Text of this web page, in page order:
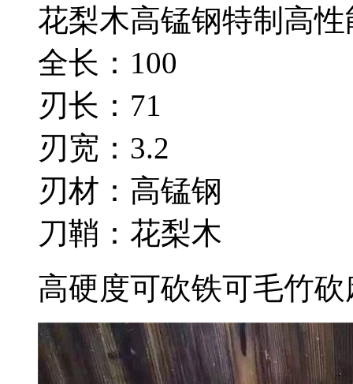
花梨木高锰钢特制高
全长：100
刃长：71
刃宽：3.2
刃材：高锰钢
刀鞘：花梨木
高硬度可砍铁可毛竹